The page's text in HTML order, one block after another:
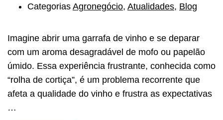
Categorias Agronegócio, Atualidades, Blog
Imagine abrir uma garrafa de vinho e se deparar
com um aroma desagradável de mofo ou papelão
úmido. Essa experiência frustrante, conhecida como
“rolha de cortiça”, é um problema recorrente que
afeta a qualidade do vinho e frustra as expectativas
…